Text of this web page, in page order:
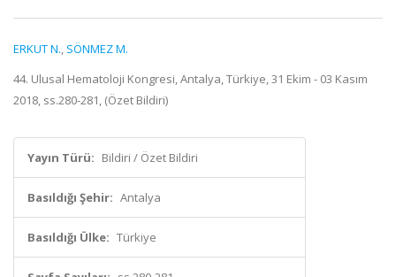
ERKUT N., SÖNMEZ M.
44. Ulusal Hematoloji Kongresi, Antalya, Türkiye, 31 Ekim - 03 Kasım
2018, ss.280-281, (Özet Bildiri)
Yayın Türü: Bildiri / Özet Bildiri
Basıldığı Şehir: Antalya
Basıldığı Ülke: Türkiye